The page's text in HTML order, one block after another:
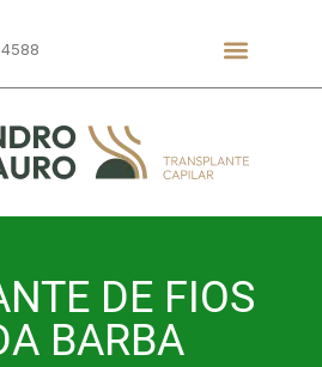
DE FIOS
BARBA